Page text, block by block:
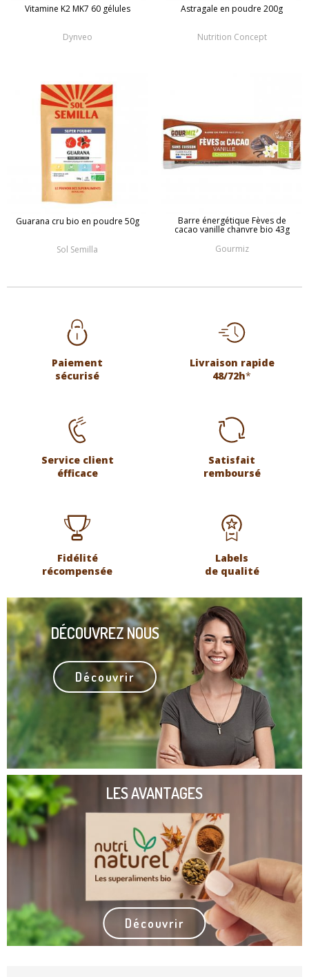
Vitamine K2 MK7 60 gélules
Dynveo
Astragale en poudre 200g
Nutrition Concept
Guarana cru bio en poudre 50g
Sol Semilla
Barre énergétique Fèves de
cacao vanille chanvre bio 43g
Gourmiz
Paiement
sécurisé
Livraison rapide
48/72h*
Service client
éfficace
Satisfait
remboursé
Fidélité
récompensée
Labels
de qualité
DÉCOUVREZ NOUS
Découvrir
LES AVANTAGES
Découvrir